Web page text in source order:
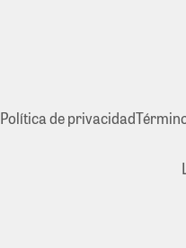
Política de privacidad